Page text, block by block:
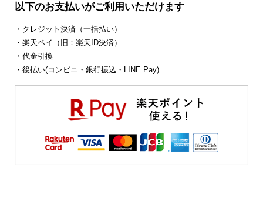
以下のお支払いがご利用いただけます
・クレジット決済（一括払い）
・楽天ペイ（旧：楽天ID決済）
・代金引換
・後払い(コンビニ・銀行振込・LINE Pay)